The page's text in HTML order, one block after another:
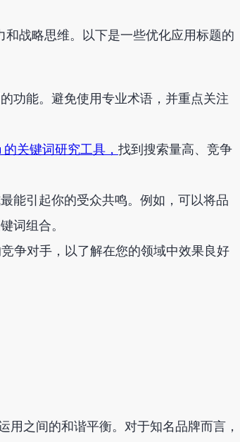
战略思维。以下是一些优化应用标题的
功能。避免使用专业术语，并重点关注
关键词研究工具， 找到搜索量高、竞争
能引起你的受众共鸣。例如，可以将品
词组合。
争对手，以了解在您的领域中效果良好
之间的和谐平衡。对于知名品牌而言，